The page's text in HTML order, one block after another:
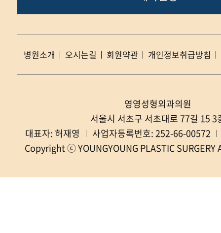
병원소개 오시는길 회원약관 개인정보취급방침
영영성형외과의원
서울시 서초구 서초대로 77길 15 3
대표자: 허재영
사업자등록번호: 252-66-00572
Copyright ⓒ YOUNGYOUNG PLASTIC